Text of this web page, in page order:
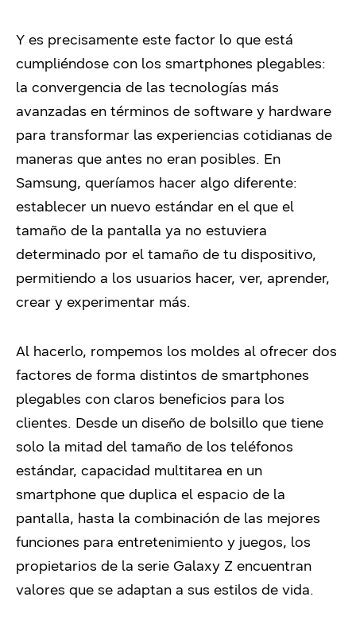
Y es precisamente este factor lo que está
cumpliéndose con los smartphones plegables:
la convergencia de las tecnologías más
avanzadas en términos de software y hardware
para transformar las experiencias cotidianas de
maneras que antes no eran posibles. En
Samsung, queríamos hacer algo diferente:
establecer un nuevo estándar en el que el
tamaño de la pantalla ya no estuviera
determinado por el tamaño de tu dispositivo,
permitiendo a los usuarios hacer, ver, aprender,
crear y experimentar más.
Al hacerlo, rompemos los moldes al ofrecer dos
factores de forma distintos de smartphones
plegables con claros beneficios para los
clientes. Desde un diseño de bolsillo que tiene
solo la mitad del tamaño de los teléfonos
estándar, capacidad multitarea en un
smartphone que duplica el espacio de la
pantalla, hasta la combinación de las mejores
funciones para entretenimiento y juegos, los
propietarios de la serie Galaxy Z encuentran
valores que se adaptan a sus estilos de vida.